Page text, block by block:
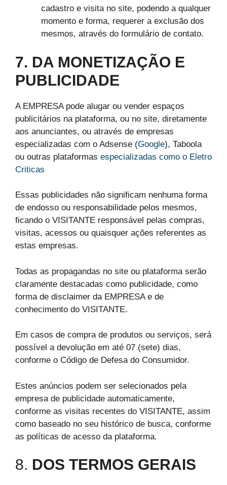
cadastro e visita no site, podendo a qualquer
momento e forma, requerer a exclusão dos
mesmos, através do formulário de contato.
7. DA MONETIZAÇÃO E
PUBLICIDADE
A EMPRESA pode alugar ou vender espaços
publicitários na plataforma, ou no site, diretamente
aos anunciantes, ou através de empresas
especializadas com o Adsense (Google), Taboola
ou outras plataformas especializadas como o Eletro
Criticas
Essas publicidades não significam nenhuma forma
de endosso ou responsabilidade pelos mesmos,
ficando o VISITANTE responsável pelas compras,
visitas, acessos ou quaisquer ações referentes as
estas empresas.
Todas as propagandas no site ou plataforma serão
claramente destacadas como publicidade, como
forma de disclaimer da EMPRESA e de
conhecimento do VISITANTE.
Em casos de compra de produtos ou serviços, será
possível a devolução em até 07 (sete) dias,
conforme o Código de Defesa do Consumidor.
Estes anúncios podem ser selecionados pela
empresa de publicidade automaticamente,
conforme as visitas recentes do VISITANTE, assim
como baseado no seu histórico de busca, conforme
as políticas de acesso da plataforma.
8. DOS TERMOS GERAIS